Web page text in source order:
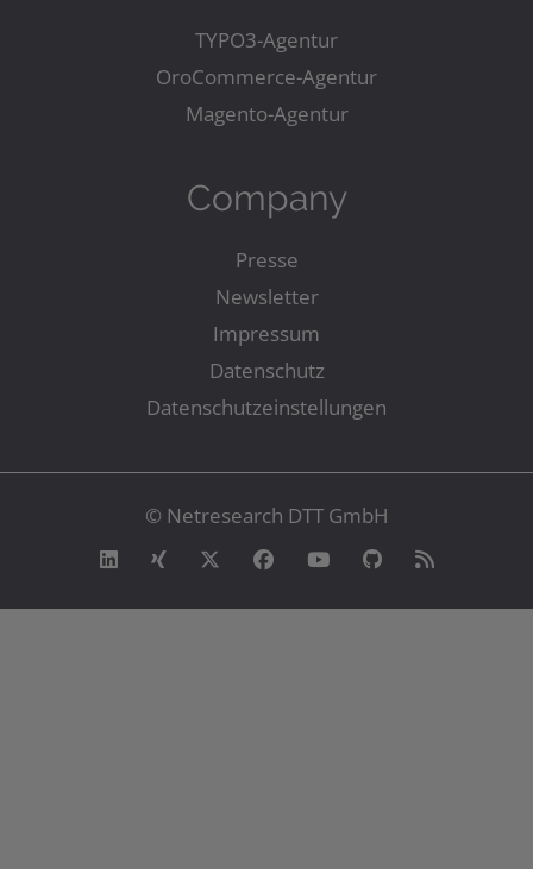
TYPO3-Agentur
OroCommerce-Agentur
Magento-Agentur
Company
Presse
Newsletter
Impressum
Datenschutz
Datenschutzeinstellungen
© Netresearch DTT GmbH